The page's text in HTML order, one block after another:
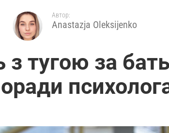
Автор:
Anastazja Oleksijenko
з тугою за